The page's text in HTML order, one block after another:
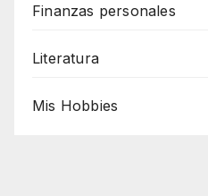
Finanzas personales
Literatura
Mis Hobbies